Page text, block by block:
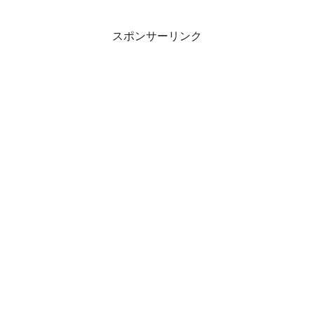
スポンサーリンク